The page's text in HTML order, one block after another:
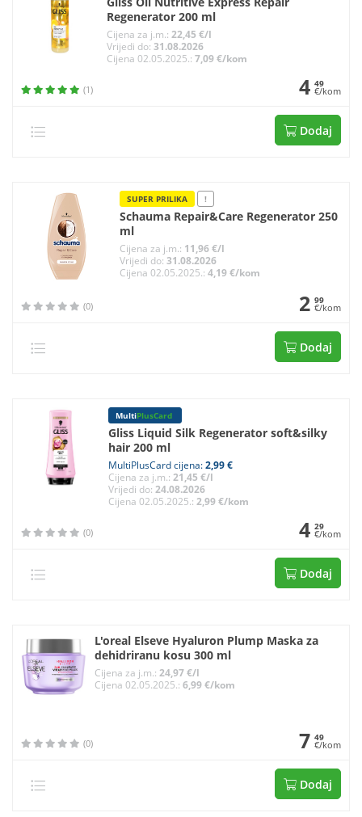
Regenerator 200 ml
Cijena za j.m.: 22,45 €/l
Vrijedi do: 31.08.2026
Cijena 02.05.2025.: 7,09 €/kom
(1) 4 49
€/kom
Dodaj
SUPER PRILIKA !
Schauma Repair&Care Regenerator 250
ml
Cijena za j.m.: 11,96 €/l
Vrijedi do:31.08.2026
Cijena 02.05.2025.:4,19 €/kom
(0) 2 99
€/kom
Dodaj
MultiPlusCard
Gliss Liquid Silk Regenerator soft&silky
hair 200 ml
MultiPlusCard cijena:2,99 €
Cijena za j.m.:21,45 €/l
Vrijedi do:24.08.2026
Cijena 02.05.2025.:2,99 €/kom
(0) 4 29
€/kom
Dodaj
L'oreal Elseve Hyaluron Plump Maska za
dehidriranu kosu 300 ml
Cijena za j.m.:24,97 €/l
Cijena 02.05.2025.:6,99 €/kom
(0) 7 49
€/kom
Dodaj